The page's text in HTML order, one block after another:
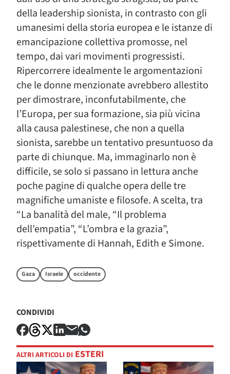
della leadership sionista, in contrasto con gli
umanesimi della storia europea e le istanze di
emancipazione collettiva promosse, nel
tempo, dai vari movimenti progressisti.
Ripercorrere idealmente le argomentazioni
che le donne menzionate avrebbero allestito
per dimostrare, inconfutabilmente, che
l’Europa, per sua formazione, sia più vicina
alla causa palestinese, che non a quella
sionista, sarebbe un tentativo presuntuoso da
parte di chiunque. Ma, immaginarlo non è
difficile, se solo si passano in lettura anche
poche pagine di qualche opera delle tre
magnifiche umaniste e filosofe. A scelta, tra
“La banalità del male, “Il problema
dell’empatia”, “L’ombra e la grazia”,
rispettivamente di Hannah, Edith e Simone.
Gaza Israele occidente
CONDIVIDI
ALTRI ARTICOLI DI ESTERI